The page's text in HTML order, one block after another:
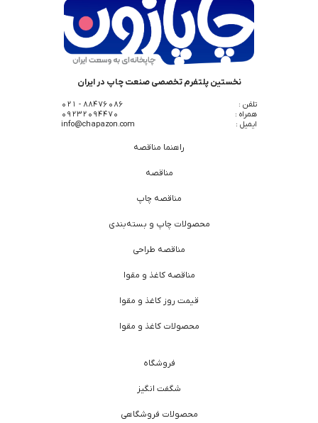
نخستین پلتفرم تخصصی صنعت چاپ در ایران
تلفن :
88476086 - 021
همراه :
09232094470
ایمیل :
info@chapazon.com
راهنما مناقصه
مناقصه
مناقصه چاپ
محصولات چاپ و بسته‌بندی
مناقصه طراحی
مناقصه کاغذ و مقوا
قیمت روز کاغذ و مقوا
محصولات کاغذ و مقوا
فروشگاه
شگفت انگیز
محصولات فروشگاهی